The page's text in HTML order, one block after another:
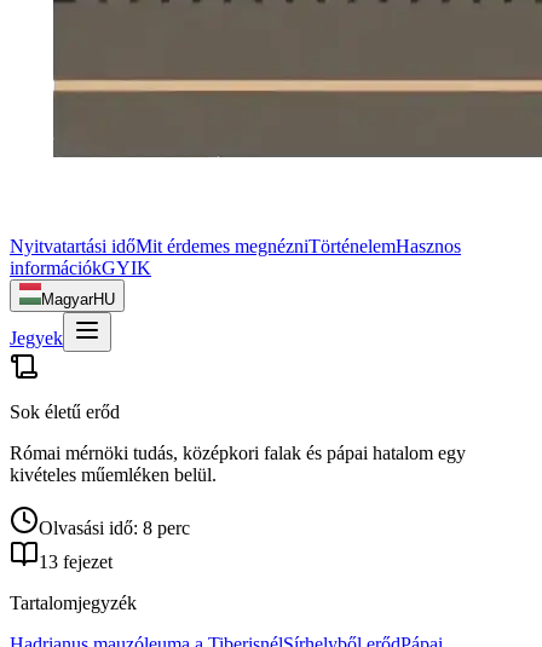
Nyitvatartási időMit érdemes megnézniTörténelemHasznos
információkGYIK
MagyarHU
Jegyek
Sok életű erőd
Római mérnöki tudás, középkori falak és pápai hatalom egy
kivételes műemléken belül.
Olvasási idő: 8 perc
13 fejezet
Tartalomjegyzék